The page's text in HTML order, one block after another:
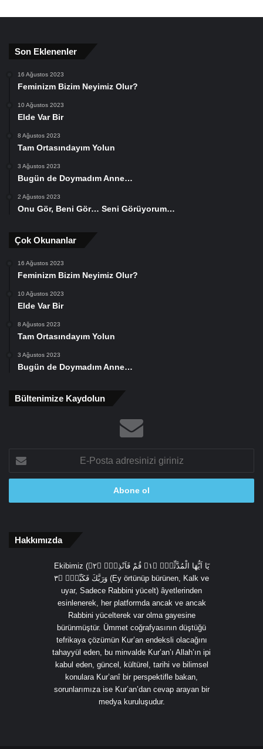
Son Eklenenler
16 Ağustos 2023
Feminizm Bizim Neyimiz Olur?
10 Ağustos 2023
Elde Var Bir
8 Ağustos 2023
Tam Ortasındayım Yolun
3 Ağustos 2023
Bugün de Doymadım Anne…
2 Ağustos 2023
Onu Gör, Beni Gör… Seni Görüyorum…
Çok Okunanlar
16 Ağustos 2023
Feminizm Bizim Neyimiz Olur?
10 Ağustos 2023
Elde Var Bir
8 Ağustos 2023
Tam Ortasındayım Yolun
3 Ağustos 2023
Bugün de Doymadım Anne…
Bültenimize Kaydolun
Posta
adresinizi
Hakkımızda
Ekibimiz (يَٓا اَيُّهَا الْمُدَّثِّرُۙ ﴿١﴾ قُمْ فَاَنْذِرْۙ ﴿٢﴾
وَرَبَّكَ فَكَبِّرْۙ ﴿٣ (Ey örtünüp bürünen, Kalk ve
uyar, Sadece Rabbini yücelt) âyetlerinden
esinlenerek, her platformda ancak ve ancak
Rabbini yücelterek var olma gayesine
bürünmüştür. Ümmet coğrafyasının düştüğü
tefrikaya çözümün Kur’an endeksli olacağını
tahayyül eden, bu minvalde Kur’an’ı Allah’ın ipi
kabul eden, güncel, kültürel, tarihi ve bilimsel
konulara Kur’anî bir perspektifle bakan,
sorunlarımıza ise Kur’an’dan cevap arayan bir
medya kuruluşudur.